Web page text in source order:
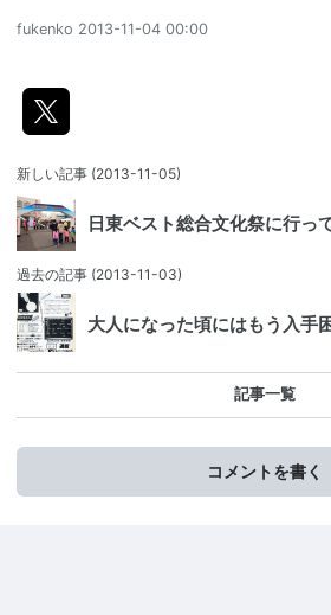
fukenko 2013-11-04 00:00
新しい記事 (2013-11-05)
日東ベスト総合文化祭に行っ
過去の記事 (2013-11-03)
大人になった頃にはもう入手
記事一覧
コメントを書く